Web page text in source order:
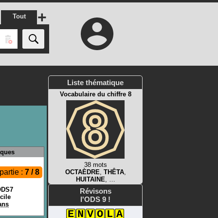
Tout +
: 7 / 8
Liste thématique
Vocabulaire du chiffre 8
38 mots
OCTAÈDRE, THÊTA,
HUITAINE, …
Révisons
l'ODS 9 !
E N V O L A